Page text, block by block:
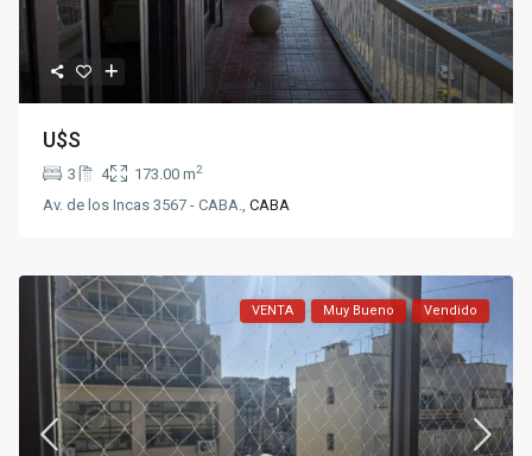
U$S
3 4 173.00 m2
Av. de los Incas 3567 - CABA.,CABA
VENTA Muy Bueno Vendido